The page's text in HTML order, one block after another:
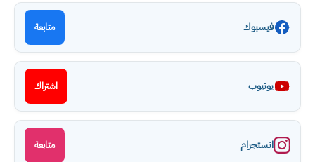
فيسبوك متابعة
يوتيوب اشتراك
انستجرام متابعة